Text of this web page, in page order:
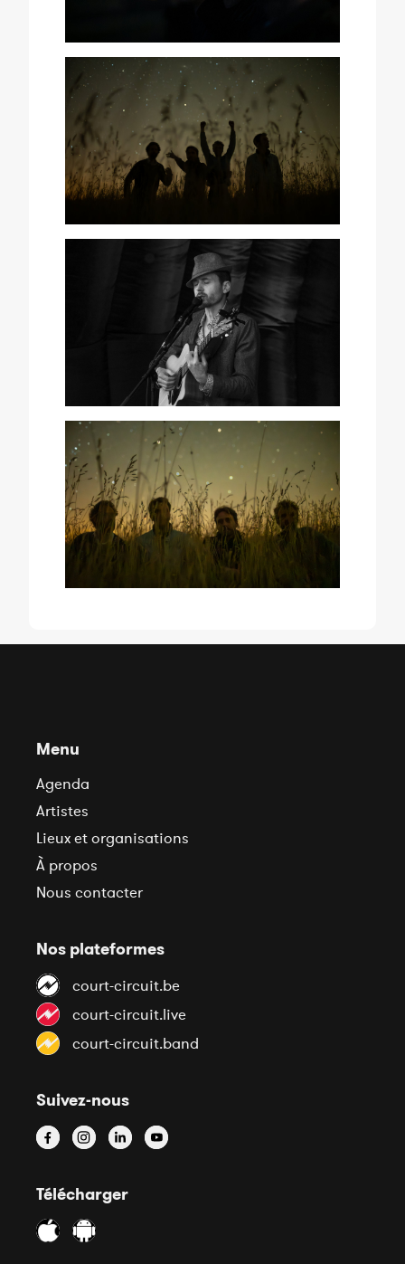
Menu
Agenda
Artistes
Lieux et organisations
À propos
Nous contacter
Nos plateformes
court-circuit.be
court-circuit.live
court-circuit.band
Suivez-nous
Télécharger